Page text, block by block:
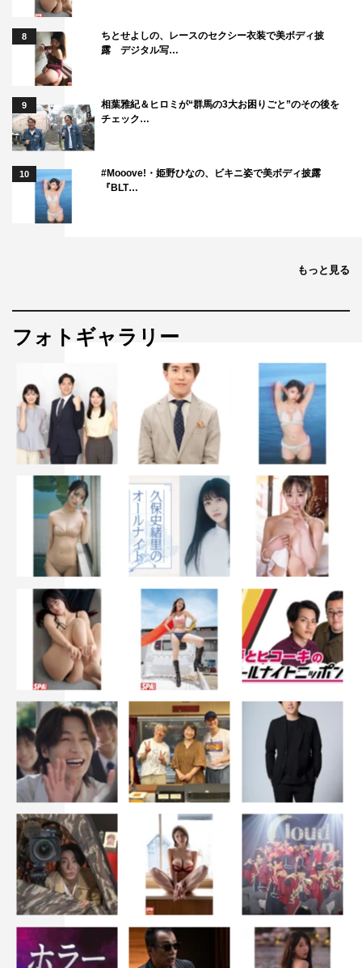
8
ちとせよしの、レースのセクシー衣装で美ボディ披
露 デジタル写…
9
相葉雅紀＆ヒロミが“群馬の3大お困りごと”のその後を
チェック…
10
#Mooove!・姫野ひなの、ビキニ姿で美ボディ披露
『BLT…
もっと見る
フォトギャラリー